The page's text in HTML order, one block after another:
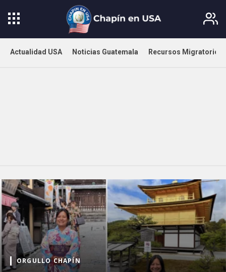
Actualidad USA Noticias Guatemala Recursos Migratorios
ORGULLO CHAPÍN